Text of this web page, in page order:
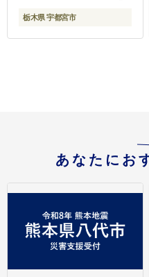
栃木県 宇都宮市
あなたにお